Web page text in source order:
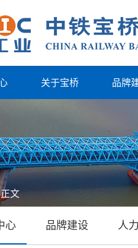
关于宝桥 品牌
文
心 品牌建设 人